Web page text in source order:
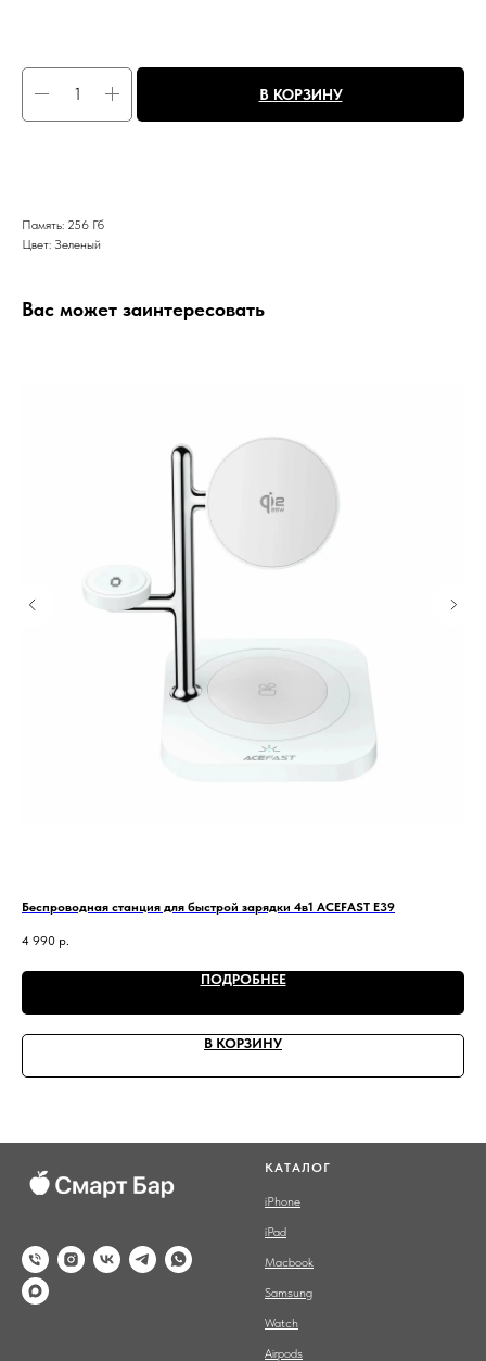
В КОРЗИНУ
Память: 256 Гб
Цвет: Зеленый
Вас может заинтересовать
Беспроводная станция для быстрой зарядки 4в1 ACEFAST E39
4 990 р.
ПОДРОБНЕЕ
В КОРЗИНУ
КАТАЛОГ
iPhone
iPad
Macbook
Samsung
Watch
Airpods